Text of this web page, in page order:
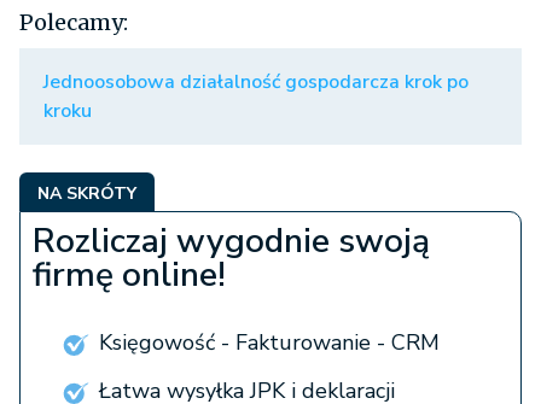
- podlega karze ograniczenia wolności albo
Polecamy:
Jednoosobowa działalność gospodarcza krok po
kroku
NA SKRÓTY
Rozliczaj wygodnie swoją
firmę online!
Księgowość - Fakturowanie - CRM
Łatwa wysyłka JPK i deklaracji